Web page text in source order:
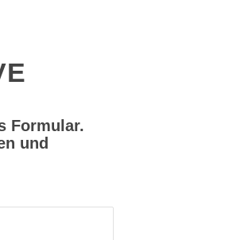
Formular.
und